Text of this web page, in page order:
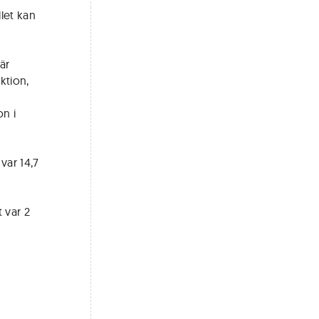
kan
i
14,7
var 2